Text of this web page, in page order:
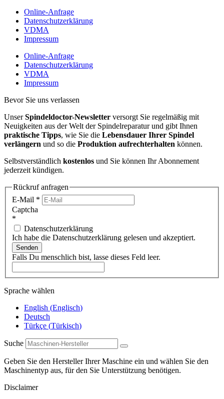
Online-Anfrage
Datenschutzerklärung
VDMA
Impressum
Online-Anfrage
Datenschutzerklärung
VDMA
Impressum
Bevor Sie uns verlassen
UnserSpindeldoctor-Newsletter versorgt Sie regelmäßig mit
Neuigkeiten aus der Welt der Spindelreparatur und gibt Ihnen
praktische Tipps, wie Sie die Lebensdauer Ihrer Spindel
verlängern und so die Produktion aufrechterhalten können.
Selbstverständlich kostenlos und Sie können Ihr Abonnement
jederzeit kündigen.
Rückruf anfragen
E-Mail *
Captcha
*
Datenschutzerklärung
Ich habe die Datenschutzerklärung gelesen und akzeptiert.
Senden
Falls Du menschlich bist, lasse dieses Feld leer.
Sprache wählen
English (Englisch)
Deutsch
Türkçe (Türkisch)
Suche
Geben Sie den Hersteller Ihrer Maschine ein und wählen Sie den
Maschinentyp aus, für den Sie Unterstützung benötigen.
Disclaimer